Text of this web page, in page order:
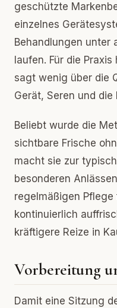
geschützte
einzelnes
Behandlungen unter
laufen. Für die
sagt wenig über die
Gerät, Seren und
Beliebt wurde die
sichtbare Frische
macht sie zur
besonderen
regelmäßigen
kontinuierlich
kräftigere Reize in
Vorbereitung
Damit eine Sitzung